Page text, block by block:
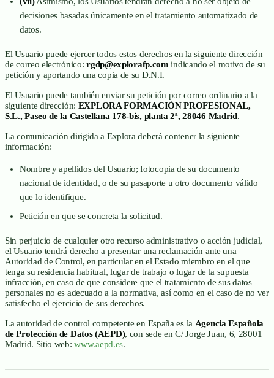
decisiones basadas únicamente en el tratamiento automatizado de
datos.
El Usuario puede ejercer todos estos derechos en la siguiente dirección
de correo electrónico:rgdp@explorafp.com indicando el motivo de su
petición y aportando una copia de su D.N.I.
El Usuario puede también enviar su petición por correo ordinario a la
siguiente dirección: EXPLORA FORMACIÓN PROFESIONAL,
S.L., Paseo de la Castellana 178-bis, planta 2ª, 28046 Madrid.
La comunicación dirigida a Explora deberá contener la siguiente
información:
Nombre y apellidos del Usuario; fotocopia de su documento
nacional de identidad, o de su pasaporte u otro documento válido
que lo identifique.
Petición en que se concreta la solicitud.
Sin perjuicio de cualquier otro recurso administrativo o acción judicial,
el Usuario tendrá derecho a presentar una reclamación ante una
Autoridad de Control, en particular en el Estado miembro en el que
tenga su residencia habitual, lugar de trabajo o lugar de la supuesta
infracción, en caso de que considere que el tratamiento de sus datos
personales no es adecuado a la normativa, así como en el caso de no ver
satisfecho el ejercicio de sus derechos.
La autoridad de control competente en España es la Agencia Española
de Protección de Datos (AEPD), con sede en C/ Jorge Juan, 6, 28001
Madrid. Sitio web:www.aepd.es.